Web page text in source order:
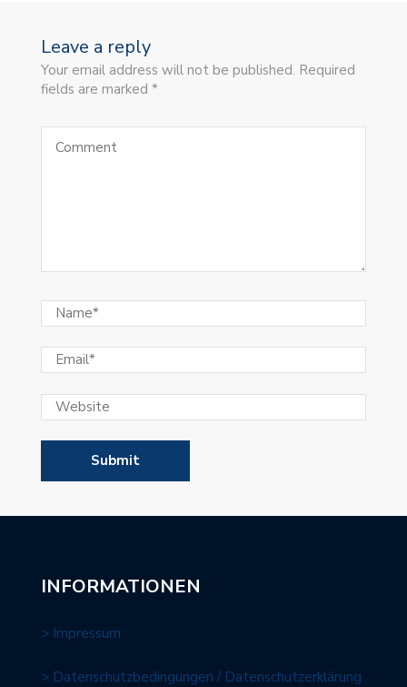
Leave a reply
Your email address will not be published. Required
fields are marked *
INFORMATIONEN
> Impressum
> Datenschutzbedingungen / Datenschutzerklärung